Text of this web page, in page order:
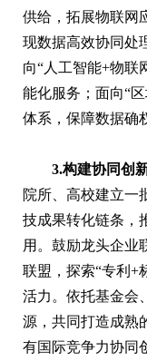
供给，拓展物联网
现数据高效协同处
向“人工智能+物联
能化服务；面向“
体系，保障数据确
3.构建协同创
院所、高校建立一
技成果转化链条，
用。鼓励龙头企业
联盟，探索“专利+
活力。依托基金会
源，共同打造成熟
有国际竞争力协同